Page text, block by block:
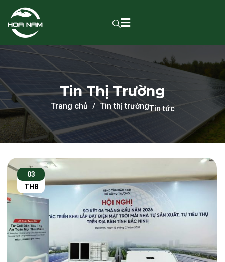
Tin Thị Trường
Trang chủ Tin tức
Tin thị trường
03
TH8